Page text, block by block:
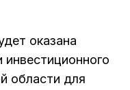
оказана
области для